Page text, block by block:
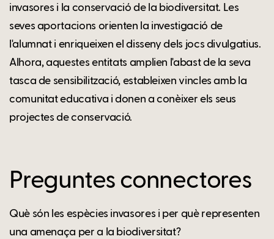
invasores i la conservació de la biodiversitat. Les
seves aportacions orienten la investigació de
l'alumnat i enriqueixen el disseny dels jocs divulgatius.
Alhora, aquestes entitats amplien l'abast de la seva
tasca de sensibilització, estableixen vincles amb la
comunitat educativa i donen a conèixer els seus
projectes de conservació.
Preguntes connectores
Què són les espècies invasores i per què representen
una amenaça per a la biodiversitat?